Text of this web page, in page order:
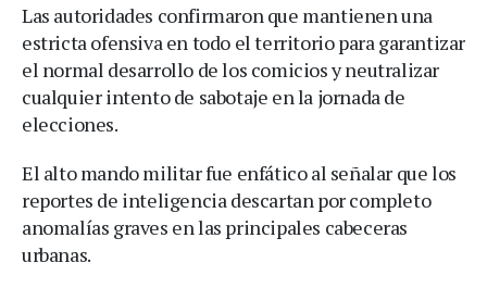
Las autoridades confirmaron que mantienen una
estricta ofensiva en todo el territorio para garantizar
el normal desarrollo de los comicios y neutralizar
cualquier intento de sabotaje en la jornada de
elecciones.
El alto mando militar fue enfático al señalar que los
reportes de inteligencia descartan por completo
anomalías graves en las principales cabeceras
urbanas.